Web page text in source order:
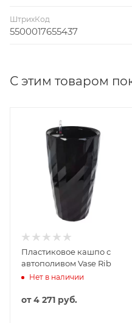
ШтрихКод
5500017655437
С этим товаром
Пластиковое кашпо с
автополивом Vase Rib
Нет в наличии
от4 271 руб.